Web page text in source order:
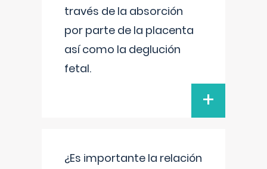
través de la absorción
por parte de la placenta
así como la deglución
fetal.
+
¿Es importante la relación